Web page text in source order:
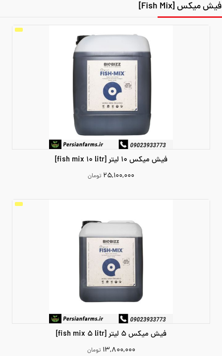
فیش میکس [Fish Mix]
فیش میکس 10 لیتر [fish mix 10 litr]
۲۵,۱۰۰,۰۰۰ تومان
فیش میکس 5 لیتر [fish mix 5 litr]
۱۳,۸۰۰,۰۰۰ تومان